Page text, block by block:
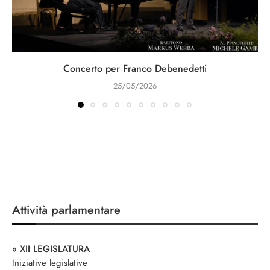
Concerto per Franco Debenedetti
25/05/2026
Attività parlamentare
» XII LEGISLATURA
Iniziative legislative